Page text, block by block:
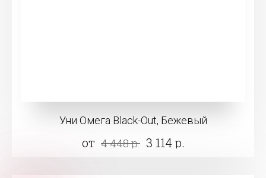
Уни Омега Black-Out, Бежевый
от 4 448 р. 3 114 р.